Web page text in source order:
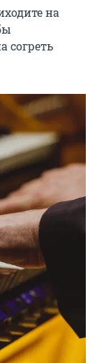
на
согреть